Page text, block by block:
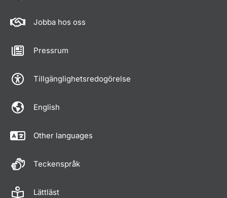
Jobba hos oss
Pressrum
Tillgänglighetsredogörelse
English
Other languages
Teckenspråk
Lättläst